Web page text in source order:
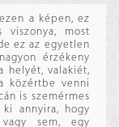
a képen, ez
most
ez az egyetlen
érzékeny
helyét, valakiét,
közértbe venni
is szemérmes
annyira, hogy
sem, egy